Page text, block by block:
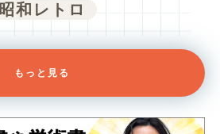
昭和レトロ
もっと見る